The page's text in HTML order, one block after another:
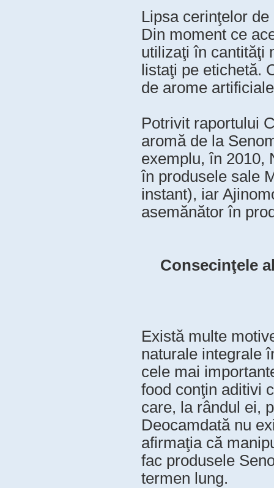
Lipsa cerinţelor
Din moment ce
utilizaţi în cantităţi
listaţi pe etichetă.
de arome
Potrivit raportului
aromă de la
exemplu, în 2010,
în produsele sale
instant), iar
asemănător în
Consecinţele
Există multe
naturale integrale
cele mai
food conţin aditivi
care, la rândul ei,
Deocamdată nu
afirmaţia că
fac produsele
termen lung.